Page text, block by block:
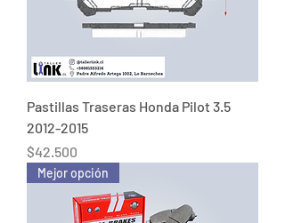
Pastillas Traseras Honda Pilot 3.5
2012-2015
Precio
$42.500
Mejor opción